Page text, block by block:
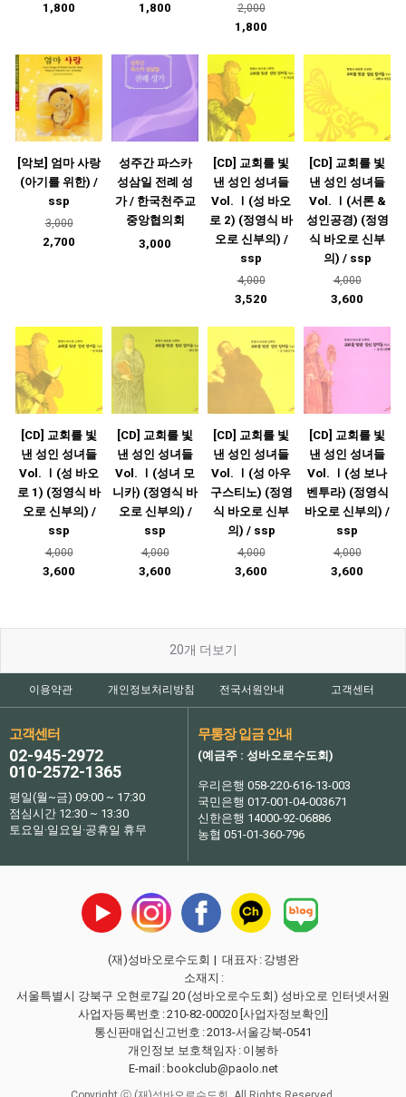
1,800 1,800 2,000
1,800
[악보] 엄마 사랑
(아기를 위한) /
ssp
3,000
2,700
성주간 파스카
성삼일 전례 성
가 / 한국천주교
중앙협의회
3,000
[CD] 교회를 빛
낸 성인 성녀들
Vol. Ⅰ(성 바오
로 2) (정영식 바
오로 신부의) /
ssp
4,000
3,520
[CD] 교회를 빛
낸 성인 성녀들
Vol. Ⅰ(서론 &
성인공경) (정영
식 바오로 신부
의) / ssp
4,000
3,600
[CD] 교회를 빛
낸 성인 성녀들
Vol. Ⅰ(성 바오
로 1) (정영식 바
오로 신부의) /
ssp
4,000
3,600
[CD] 교회를 빛
낸 성인 성녀들
Vol. Ⅰ(성녀 모
니카) (정영식 바
오로 신부의) /
ssp
4,000
3,600
[CD] 교회를 빛
낸 성인 성녀들
Vol. Ⅰ(성 아우
구스티노) (정영
식 바오로 신부
의) / ssp
4,000
3,600
[CD] 교회를 빛
낸 성인 성녀들
Vol. Ⅰ(성 보나
벤투라) (정영식
바오로 신부의) /
ssp
4,000
3,600
20개 더보기
이용약관 개인정보처리방침 전국서원안내 고객센터
고객센터
02-945-2972
010-2572-1365
평일(월~금) 09:00 ~ 17:30
점심시간 12:30 ~ 13:30
토요일·일요일·공휴일 휴무
무통장 입금 안내
(예금주 : 성바오로수도회)
우리은행 058-220-616-13-003
국민은행 017-001-04-003671
신한은행 14000-92-06886
농협 051-01-360-796
(재)성바오로수도회 | 대표자 : 강병완
소재지 :
서울특별시 강북구 오현로7길 20 (성바오로수도회) 성바오로 인터넷서원
사업자등록번호 :210-82-00020 [사업자정보확인]
통신판매업신고번호 :2013-서울강북-0541
개인정보 보호책임자 : 이봉하
E-mail : bookclub@paolo.net